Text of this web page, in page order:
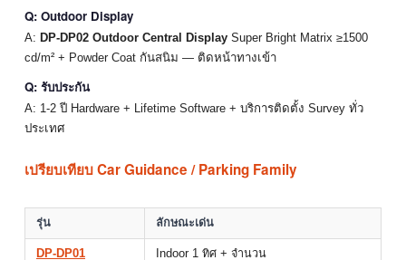
Q: Outdoor Display
A: DP-DP02 Outdoor Central Display Super Bright Matrix ≥1500
cd/m² + Powder Coat กันสนิม — ติดหน้าทางเข้า
Q: รับประกัน
A: 1-2 ปี Hardware + Lifetime Software + บริการติดตั้ง Survey ทั่ว
ประเทศ
เปรียบเทียบ Car Guidance / Parking Family
รุ่น ลักษณะเด่น
DP-DP01 Indoor 1 ทิศ + จำนวน